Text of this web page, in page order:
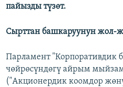
пайызды түзөт.
Сырттан башкаруунун жол-
Парламент "Корпоративдик
чөйрөсүндөгү айрым
("Акционердик коомдор